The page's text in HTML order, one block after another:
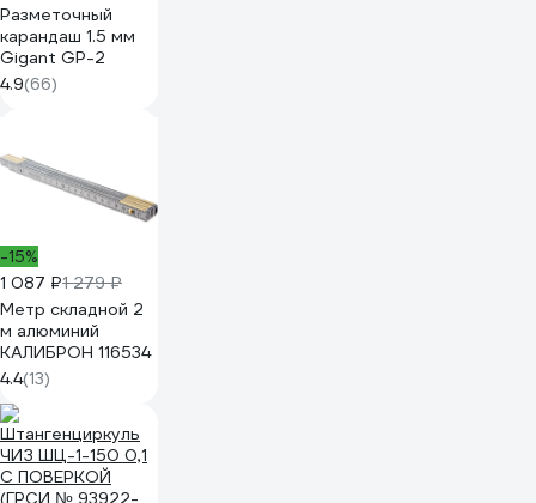
Разметочный
карандаш 1.5 мм
Gigant GP-2
4.9(66)
-15%
1 087 ₽1 279 ₽
Метр складной 2
м алюминий
КАЛИБРОН 116534
4.4(13)